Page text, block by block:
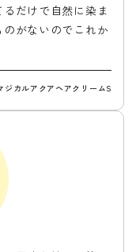
だけで自然に染ま
がないのでこれか
カルアクアヘアクリームS